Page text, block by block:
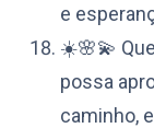
e
☀️🌸💫
possa
caminho,